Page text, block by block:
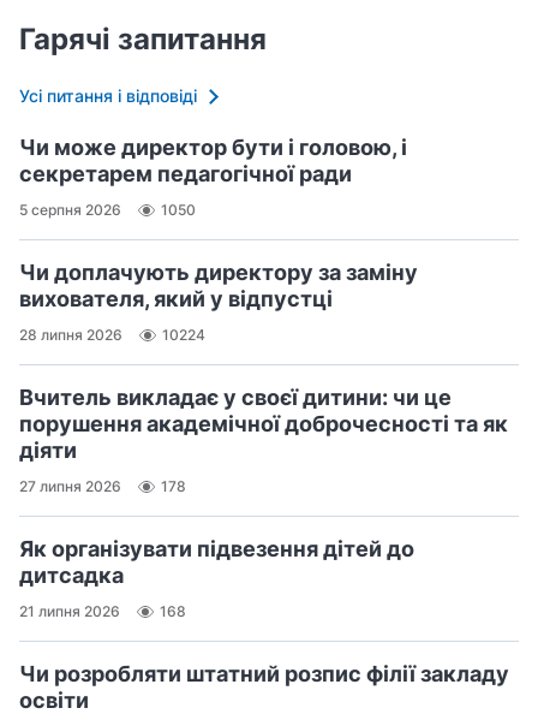
Гарячі запитання
Усі питання і відповіді
Чи може директор бути і головою, і
секретарем педагогічної ради
5 серпня 2026 1050
Чи доплачують директору за заміну
вихователя, який у відпустці
28 липня 2026 10224
Вчитель викладає у своєї дитини: чи це
порушення академічної доброчесності та як
діяти
27 липня 2026 178
Як організувати підвезення дітей до
дитсадка
21 липня 2026 168
Чи розробляти штатний розпис філії закладу
освіти